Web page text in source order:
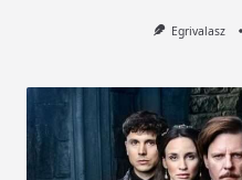
Egrivalasz